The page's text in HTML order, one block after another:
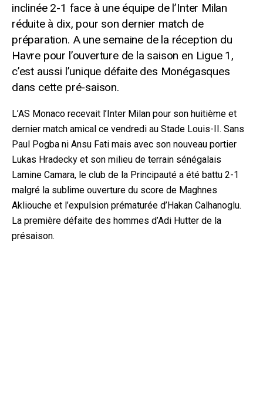
inclinée 2-1 face à une équipe de l’Inter Milan
réduite à dix, pour son dernier match de
préparation. A une semaine de la réception du
Havre pour l’ouverture de la saison en Ligue 1,
c’est aussi l’unique défaite des Monégasques
dans cette pré-saison.
L’AS Monaco recevait l’Inter Milan pour son huitième et
dernier match amical ce vendredi au Stade Louis-II. Sans
Paul Pogba ni Ansu Fati mais avec son nouveau portier
Lukas Hradecky et son milieu de terrain sénégalais
Lamine Camara, le club de la Principauté a été battu 2-1
malgré la sublime ouverture du score de Maghnes
Akliouche et l’expulsion prématurée d’Hakan Calhanoglu.
La première défaite des hommes d’Adi Hutter de la
présaison.